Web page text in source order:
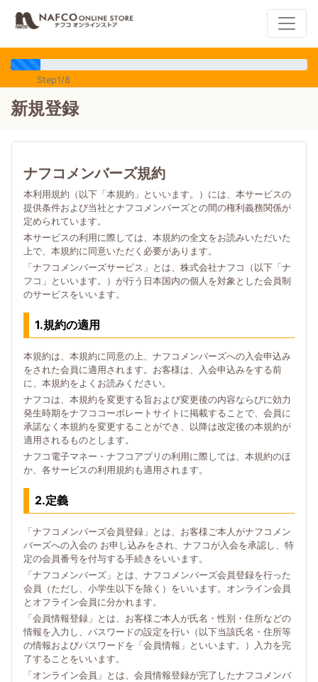
Step1/8
新規登録
ナフコメンバーズ規約
本利用規約（以下「本規約」といいます。）には、本サービスの
提供条件および当社とナフコメンバーズとの間の権利義務関係が
定められています。
本サービスの利用に際しては、本規約の全文をお読みいただいた
上で、本規約に同意いただく必要があります。
「ナフコメンバーズサービス」とは、株式会社ナフコ（以下「ナ
フコ」といいます。）が行う日本国内の個人を対象とした会員制
のサービスをいいます。
1.規約の適用
本規約は、本規約に同意の上、ナフコメンバーズへの入会申込み
をされた会員に適用されます。お客様は、入会申込みをする前
に、本規約をよくお読みください。
ナフコは、本規約を変更する旨および変更後の内容ならびに効力
発生時期をナフココーポレートサイトに掲載することで、会員に
承諾なく本規約を変更することができ、以降は改定後の本規約が
適用されるものとします。
ナフコ電子マネー・ナフコアプリの利用に際しては、本規約のほ
か、各サービスの利用規約も適用されます。
2.定義
「ナフコメンバーズ会員登録」とは、お客様ご本人がナフコメン
バーズへの入会の お申し込みをされ、ナフコが入会を承認し、特
定の会員番号を付与する手続きをいいます。
「ナフコメンバーズ」とは、ナフコメンバーズ会員登録を行った
会員（ただし、小学生以下を除く）をいいます。オンライン会員
とオフライン会員に分かれます。
「会員情報登録」とは、お客様ご本人が氏名・性別・住所などの
情報を入力し、パスワードの設定を行い（以下当該氏名・住所等
の情報およびパスワードを「会員情報」といいます。）入力を完
了することをいいます。
「オンライン会員」とは、会員情報登録が完了したナフコメンバ